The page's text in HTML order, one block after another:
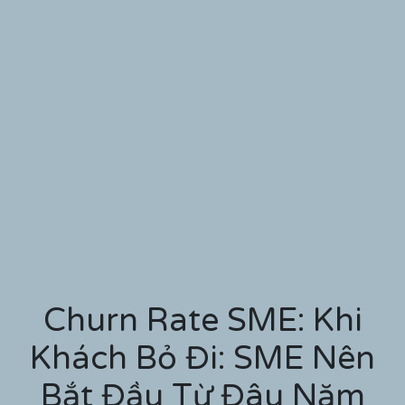
Churn Rate SME: Khi
Khách Bỏ Đi: SME Nên
Bắt Đầu Từ Đâu Năm